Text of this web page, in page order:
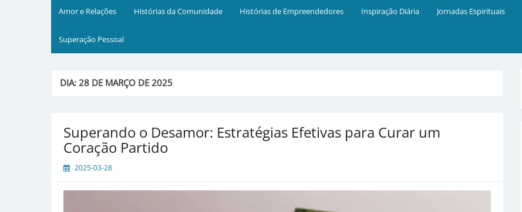
Amor e Relações Histórias da Comunidade Histórias de Empreendedores Inspiração Diária Jornadas Espirituais
Superação Pessoal
DIA:28 DE MARÇO DE 2025
Superando o Desamor: Estratégias Efetivas para Curar um
Coração Partido
2025-03-28